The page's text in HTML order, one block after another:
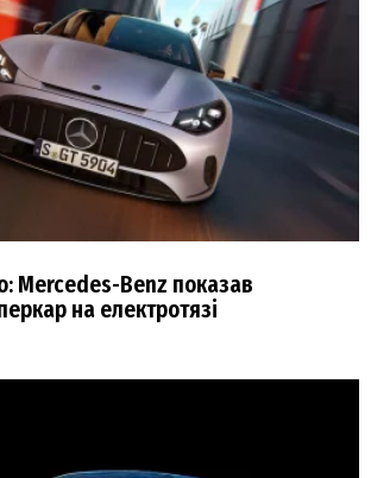
Mercedes-Benz показав
на електротязі